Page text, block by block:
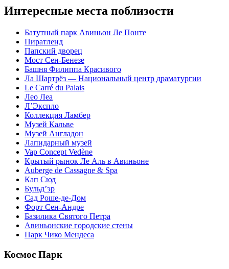
Интересные места поблизости
Батутный парк Авиньон Ле Понте
Пиратленд
Папский дворец
Мост Сен-Бенезе
Башня Филиппа Красивого
Ла Шартрёз — Национальный центр драматургии
Le Carré du Palais
Лео Леа
Л’Экспло
Коллекция Ламбер
Музей Кальве
Музей Англадон
Лапидарный музей
Vap Concept Vedène
Крытый рынок Ле Аль в Авиньоне
Auberge de Cassagne & Spa
Кап Сюд
Бульд’эр
Сад Роше-де-Дом
Форт Сен-Андре
Базилика Святого Петра
Авиньонские городские стены
Парк Чико Мендеса
Космос Парк